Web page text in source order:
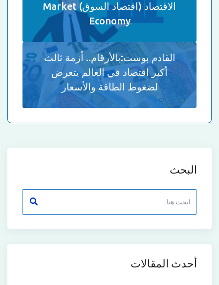
الاقتصاد (اقتصاد السوق) Market
Economy
القادم بوست:بالأرقام.. أزمة ثالث
أكبر اقتصاد في العالم يتعرض
لضغوط الطاقة والأسعار
البحث
أحدث المقالات